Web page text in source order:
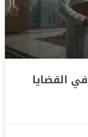
القضايا